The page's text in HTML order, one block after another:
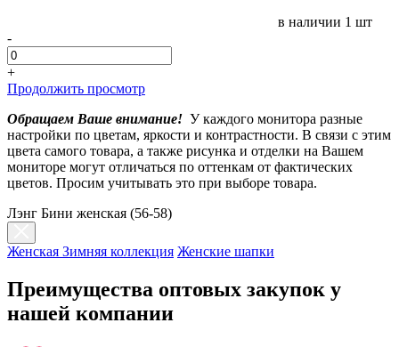
в наличии 1 шт
-
+
Продолжить просмотр
Обращаем Ваше внимание! У каждого монитора разные
настройки по цветам, яркости и контрастности. В связи с этим
цвета самого товара, а также рисунка и отделки на Вашем
мониторе могут отличаться по оттенкам от фактических
цветов. Просим учитывать это при выборе товара.
Лэнг Бини женская (56-58)
Женская Зимняя коллекция Женские шапки
Преимущества оптовых закупок у
нашей компании